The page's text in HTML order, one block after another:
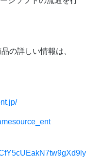
の詳しい情報は、